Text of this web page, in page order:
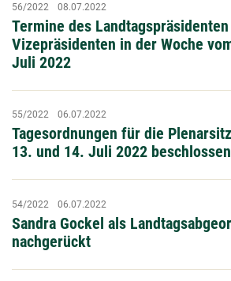
Termine des
Vizepräsidenten in der Woche
Juli 2022
56/2022 08.07.2022
Tagesordnungen für die
13. und 14. Juli 2022 beschlossen
55/2022 06.07.2022
Sandra Gockel als
nachgerückt
54/2022 06.07.2022